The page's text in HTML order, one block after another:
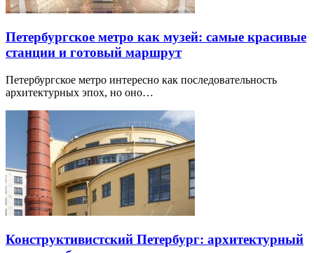
Петербургское метро как музей: самые красивые
станции и готовый маршрут
Петербургское метро интересно как последовательность
архитектурных эпох, но оно…
Конструктивистский Петербург: архитектурный